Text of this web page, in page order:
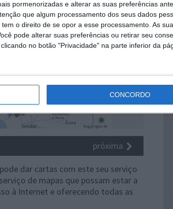
pormenorizadas e alterar as suas preferências
que algum processamento dos seus dados
o direito de se opor a esse processamento. As
pode alterar suas preferências ou retirar seu
no botão "Privacidade" na parte inferior da
CONCORDO
próxima
dar cartas com este seu serviço
de mapas que possam estar a
à Internet e oferecendo todas as